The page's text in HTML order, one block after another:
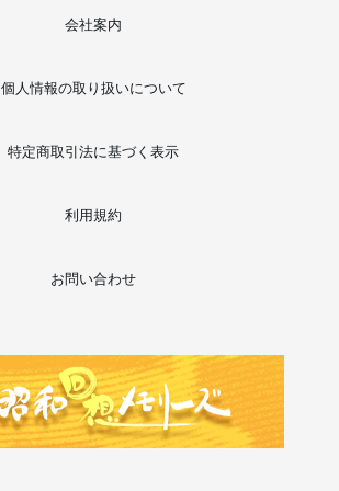
会社案内
個人情報の取り扱いについて
特定商取引法に基づく表示
利用規約
お問い合わせ